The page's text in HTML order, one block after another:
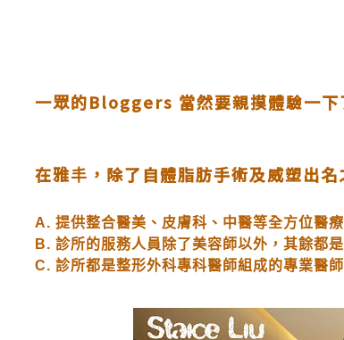
一眾的Bloggers 當然要親摸體驗一下
在雅丰 ，除了自體脂肪手術及威塑出
A. 提供整合醫美、皮膚科、中醫等全方位醫
B. 診所的服務人員除了美容師以外，其餘都
C. 診所都是整形外科專科醫師組成的專業醫